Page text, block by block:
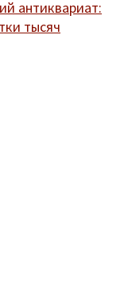
антиквариат:
тысяч